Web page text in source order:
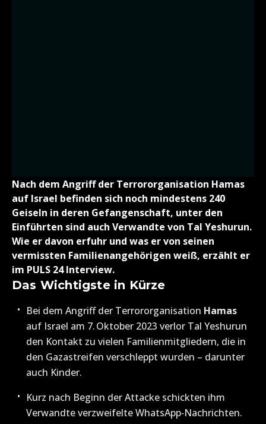
Nach dem Angriff der Terrororganisation Hamas
auf Israel befinden sich noch mindestens 240
Geiseln in deren Gefangenschaft, unter den
Einführten sind auch Verwandte von Tal Yeshurun.
Wie er davon erfuhr und was er von seinen
vermissten Familienangehörigen weiß, erzählt er
im PULS 24 Interview.
Das Wichtigste in Kürze
Bei dem Angriff der Terrororganisation Hamas
auf Israel am 7. Oktober 2023 verlor Tal Yeshurun
den Kontakt zu vielen Familienmitgliedern, die in
den Gazastreifen verschleppt wurden – darunter
auch Kinder.
Kurz nach Beginn der Attacke schickten ihm
Verwandte verzweifelte WhatsApp‑Nachrichten.